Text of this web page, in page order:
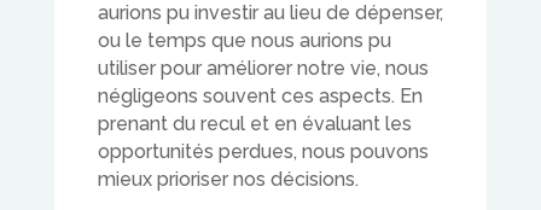
aurions pu investir au lieu de dépenser,
ou le temps que nous aurions pu
utiliser pour améliorer notre vie, nous
négligeons souvent ces aspects. En
prenant du recul et en évaluant les
opportunités perdues, nous pouvons
mieux prioriser nos décisions.